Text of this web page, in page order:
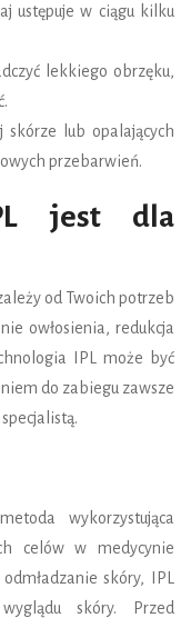
ustępuje w ciągu kilku
lekkiego obrzęku,
skórze lub opalających
przebarwień.
jest dla
od Twoich potrzeb
owłosienia, redukcja
IPL może być
do zabiegu zawsze
wykorzystująca
celów w medycynie
skóry, IPL
skóry. Przed